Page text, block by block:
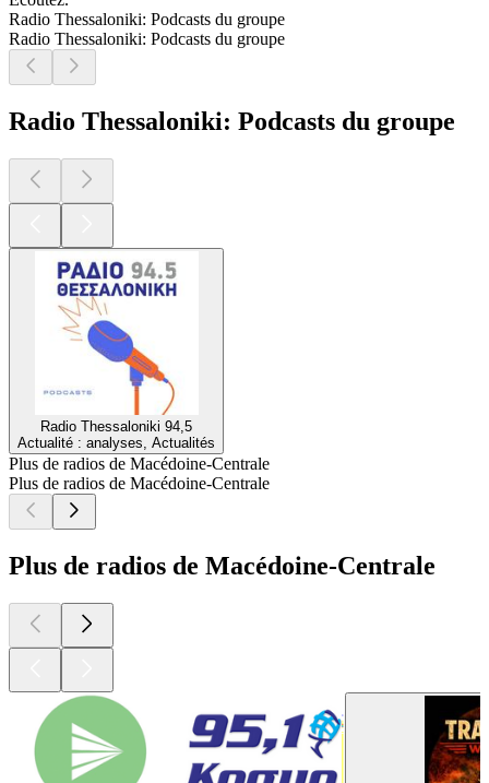
Radio Thessaloniki: Podcasts du groupe
Radio Thessaloniki: Podcasts du groupe
Radio Thessaloniki: Podcasts du groupe
Radio Thessaloniki 94,5
Actualité : analyses, Actualités
Plus de radios de Macédoine-Centrale
Plus de radios de Macédoine-Centrale
Plus de radios de Macédoine-Centrale